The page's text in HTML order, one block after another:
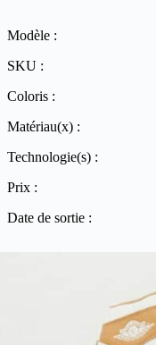
Modèle :
SKU :
Coloris :
Matériau(x) :
Technologie(s) :
Prix :
Date de sortie :